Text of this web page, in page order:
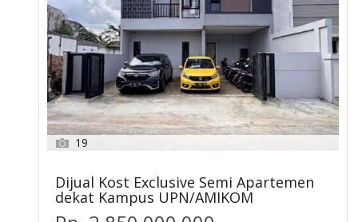
19
Dijual Kost Exclusive Semi Apartemen
dekat Kampus UPN/AMIKOM